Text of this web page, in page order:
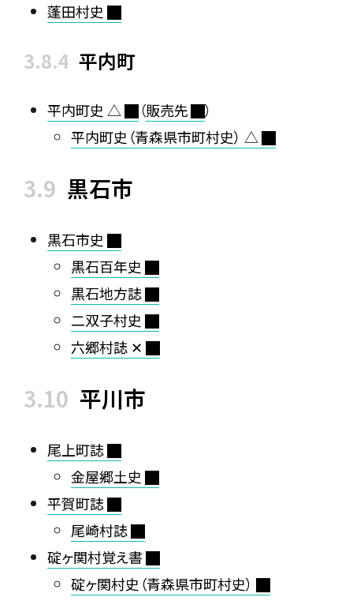
蓬田村史
平内町
平内町史 △ （販売先
）
平内町史（青森県市町村史） △
黒石市
黒石市史
黒石百年史
黒石地方誌
二双子村史
六郷村誌 ✕
平川市
尾上町誌
金屋郷土史
平賀町誌
尾崎村誌
碇ヶ関村覚え書
碇ヶ関村史（青森県市町村史）